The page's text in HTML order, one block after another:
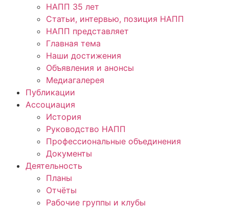
НАПП 35 лет
Статьи, интервью, позиция НАПП
НАПП представляет
Главная тема
Наши достижения
Объявления и анонсы
Медиагалерея
Публикации
Ассоциация
История
Руководство НАПП
Профессиональные объединения
Документы
Деятельность
Планы
Отчёты
Рабочие группы и клубы